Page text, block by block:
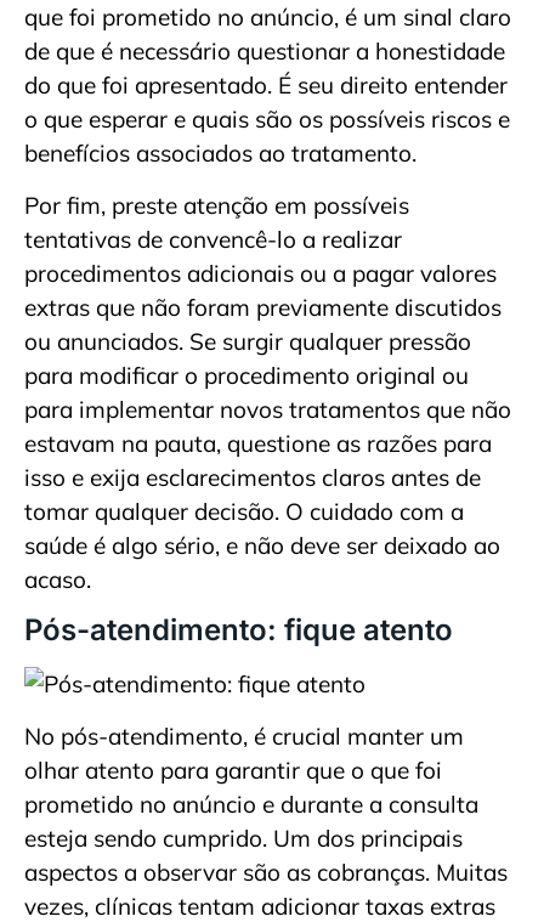
que foi prometido no anúncio, é um sinal claro
de que é necessário questionar a honestidade
do que foi apresentado. É seu direito entender
o que esperar e quais são os possíveis riscos e
benefícios associados ao tratamento.
Por fim, preste atenção em possíveis
tentativas de convencê-lo a realizar
procedimentos adicionais ou a pagar valores
extras que não foram previamente discutidos
ou anunciados. Se surgir qualquer pressão
para modificar o procedimento original ou
para implementar novos tratamentos que não
estavam na pauta, questione as razões para
isso e exija esclarecimentos claros antes de
tomar qualquer decisão. O cuidado com a
saúde é algo sério, e não deve ser deixado ao
acaso.
Pós-atendimento: fique atento
No pós-atendimento, é crucial manter um
olhar atento para garantir que o que foi
prometido no anúncio e durante a consulta
esteja sendo cumprido. Um dos principais
aspectos a observar são as cobranças. Muitas
vezes, clínicas tentam adicionar taxas extras